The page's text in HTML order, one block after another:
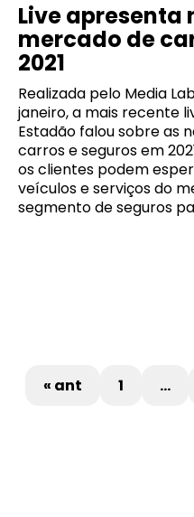
Live apresenta
mercado de
2021
Realizada pelo Media
janeiro, a mais recente
Estadão falou sobre as
carros e seguros em
os clientes podem
veículos e serviços do
segmento de seguros
« ant 1 …